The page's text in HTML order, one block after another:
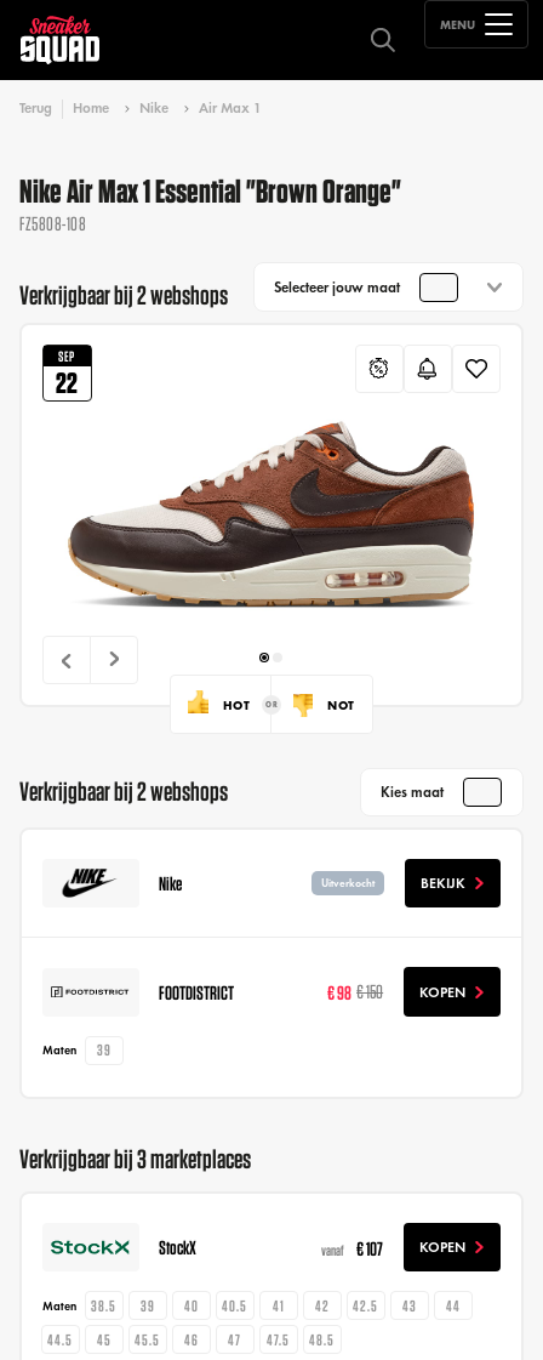
MENU
Terug Home Nike Air Max 1
Nike Air Max 1 Essential "Brown Orange"
FZ5808-108
Verkrijgbaar bij 2 webshops Selecteer jouw maat
SEP
22
HOT NOT
Verkrijgbaar bij 2 webshops Kies maat
Nike Uitverkocht BEKIJK
FOOTDISTRICT € 98 € 150 KOPEN
Maten 39
Verkrijgbaar bij 3 marketplaces
StockX vanaf € 107 KOPEN
Maten 38.5 39 40 40.5 41 42 42.5 43
44
44.5
45 45.5 46 47 47.5 48.5